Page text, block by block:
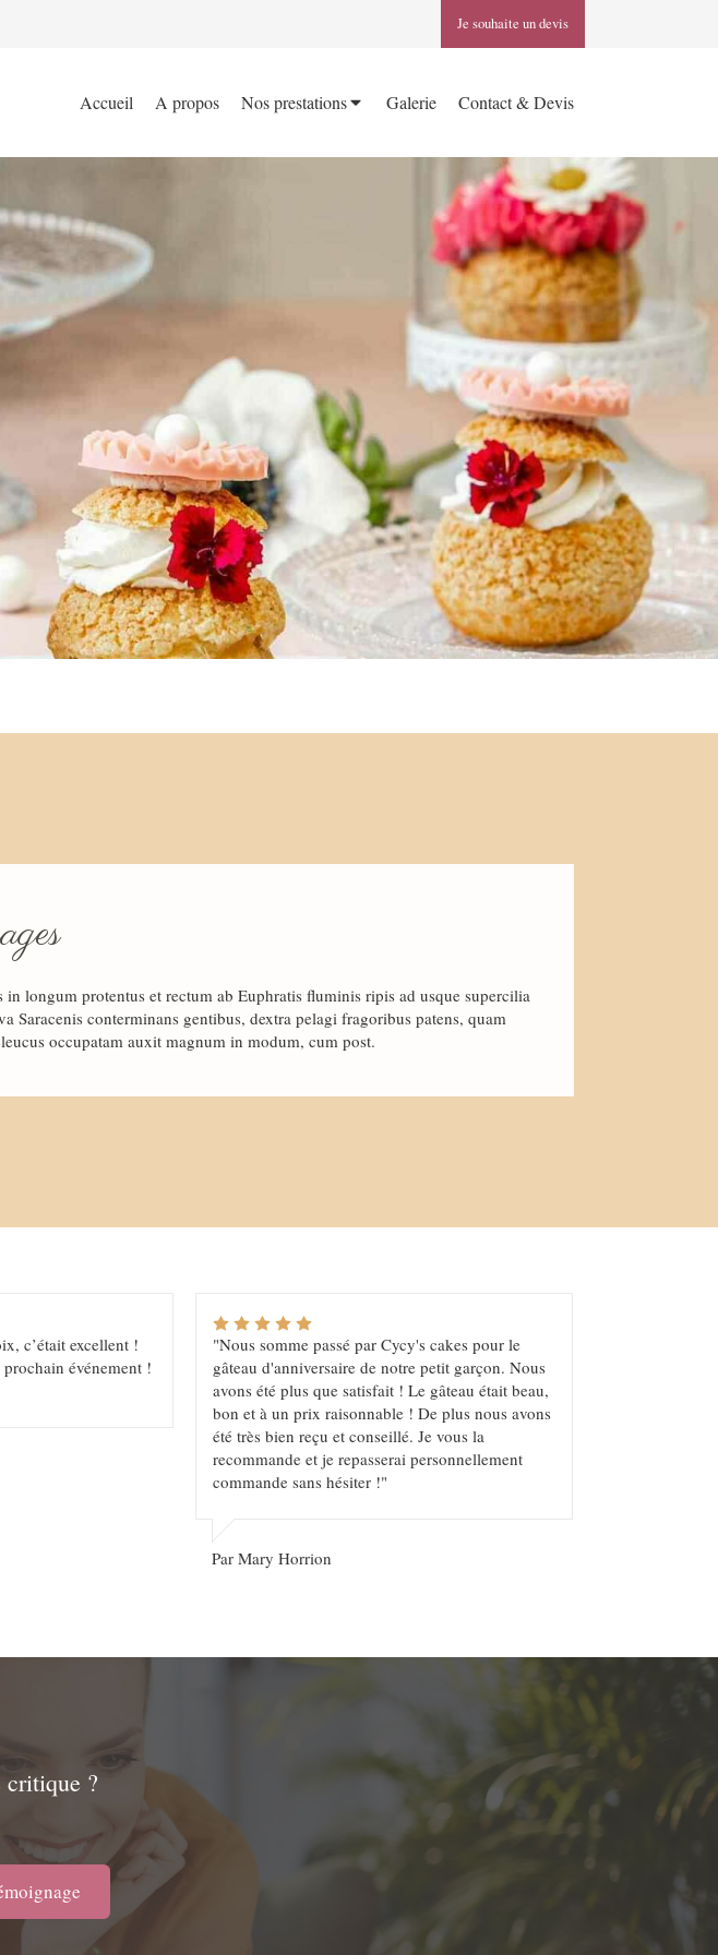
Je souhaite un devis
Accueil A propos Nos prestations Galerie Contact & Devis
in longum protentus et rectum ab Euphratis fluminis ripis ad usque supercilia
Saracenis conterminans gentibus, dextra pelagi fragoribus patens, quam
occupatam auxit magnum in modum, cum post.
c’était excellent !
événement !
"Nous somme passé par Cycy's cakes pour le
gâteau d'anniversaire de notre petit garçon. Nous
avons été plus que satisfait ! Le gâteau était beau,
bon et à un prix raisonnable ! De plus nous avons
été très bien reçu et conseillé. Je vous la
recommande et je repasserai personnellement
commande sans hésiter !"
Par Mary Horrion
critique ?